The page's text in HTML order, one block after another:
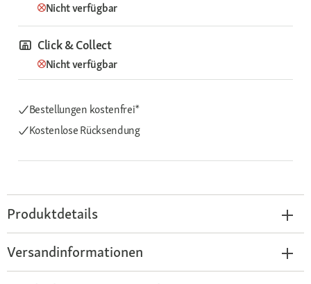
Nicht verfügbar
Click & Collect
Nicht verfügbar
Bestellungen kostenfrei*
Kostenlose Rücksendung
Produktdetails
Versandinformationen